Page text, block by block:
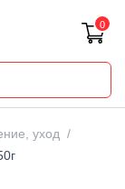
0
уход